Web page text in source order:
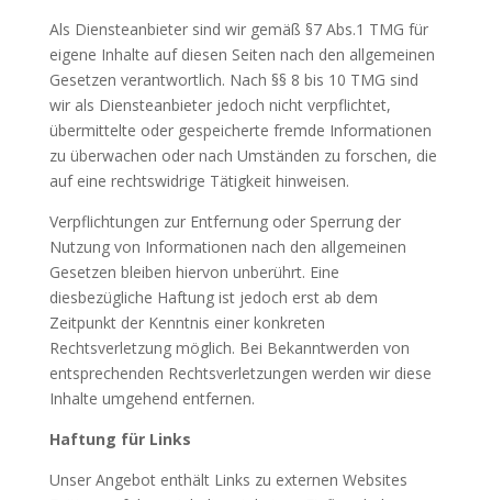
Als Diensteanbieter sind wir gemäß §7 Abs.1 TMG für
eigene Inhalte auf diesen Seiten nach den allgemeinen
Gesetzen verantwortlich. Nach §§ 8 bis 10 TMG sind
wir als Diensteanbieter jedoch nicht verpflichtet,
übermittelte oder gespeicherte fremde Informationen
zu überwachen oder nach Umständen zu forschen, die
auf eine rechtswidrige Tätigkeit hinweisen.
Verpflichtungen zur Entfernung oder Sperrung der
Nutzung von Informationen nach den allgemeinen
Gesetzen bleiben hiervon unberührt. Eine
diesbezügliche Haftung ist jedoch erst ab dem
Zeitpunkt der Kenntnis einer konkreten
Rechtsverletzung möglich. Bei Bekanntwerden von
entsprechenden Rechtsverletzungen werden wir diese
Inhalte umgehend entfernen.
Haftung für Links
Unser Angebot enthält Links zu externen Websites